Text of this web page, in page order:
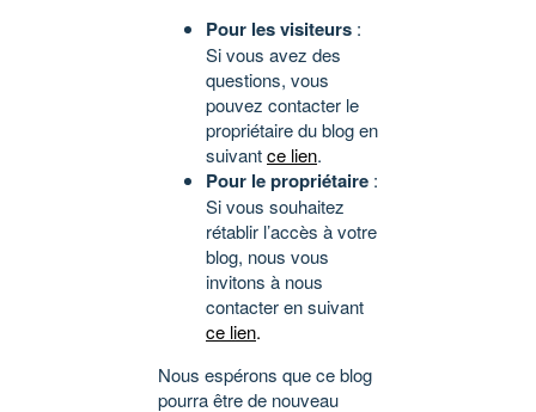
Pour les visiteurs :
Si vous avez des
questions, vous
pouvez contacter le
propriétaire du blog en
suivantce lien.
Pour le propriétaire :
Si vous souhaitez
rétablir l’accès à votre
blog, nous vous
invitons à nous
contacter en suivant
ce lien.
Nous espérons que ce blog
pourra être de nouveau